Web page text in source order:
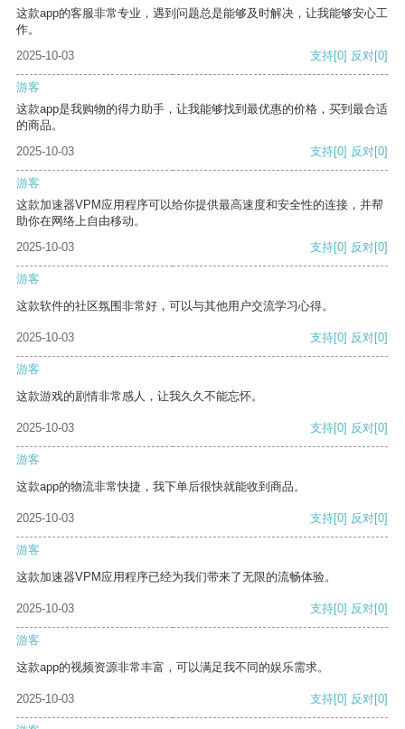
这款app的客服非常专业，遇到问题总是能够及时解决，让我能够安心工
作。
2025-10-03
支持[0] 反对[0]
游客
这款app是我购物的得力助手，让我能够找到最优惠的价格，买到最合适
的商品。
2025-10-03
支持[0] 反对[0]
游客
这款加速器VPM应用程序可以给你提供最高速度和安全性的连接，并帮
助你在网络上自由移动。
2025-10-03
支持[0] 反对[0]
游客
这款软件的社区氛围非常好，可以与其他用户交流学习心得。
2025-10-03 支持[0] 反对[0]
游客
这款游戏的剧情非常感人，让我久久不能忘怀。
2025-10-03 支持[0] 反对[0]
游客
这款app的物流非常快捷，我下单后很快就能收到商品。
2025-10-03 支持[0] 反对[0]
游客
这款加速器VPM应用程序已经为我们带来了无限的流畅体验。
2025-10-03 支持[0] 反对[0]
游客
这款app的视频资源非常丰富，可以满足我不同的娱乐需求。
2025-10-03 支持[0] 反对[0]